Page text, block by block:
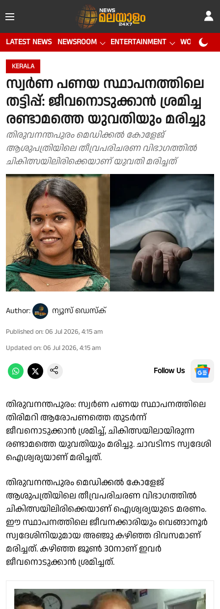
LATEST NEWS NEWSROOM ENTERTAINMENT WORLD CUP
KERALA
സ്വര്‍ണ പണയ സ്ഥാപനത്തിലെ
തട്ടിപ്പ്: ജീവനൊടുക്കാന്‍ ശ്രമിച്ച
രണ്ടാമത്തെ യുവതിയും മരിച്ചു
തിരുവനന്തപുരം മെഡിക്കല്‍ കോളേജ്
ആശുപത്രിയിലെ തീവ്രപരിചരണ വിഭാഗത്തില്‍
ചികിത്സയിലിരിക്കെയാണ് യുവതി മരിച്ചത്
Author: ന്യൂസ് ഡെസ്ക്
Published on: 06 Jul 2026, 4:15 am
Updated on: 06 Jul 2026, 4:15 am
Follow Us
തിരുവനന്തപുരം: സ്വര്‍ണ പണയ സ്ഥാപനത്തിലെ
തിരിമറി ആരോപണത്തെ തുടര്‍ന്ന്
ജീവനൊടുക്കാന്‍ ശ്രമിച്ച്, ചികിത്സയിലായിരുന്ന
രണ്ടാമത്തെ യുവതിയും മരിച്ചു. ചാവടിനട സ്വദേശി
ഐശ്വര്യയാണ് മരിച്ചത്.
തിരുവനന്തപുരം മെഡിക്കല്‍ കോളേജ്
ആശുപത്രിയിലെ തീവ്രപരിചരണ വിഭാഗത്തില്‍
ചികിത്സയിലിരിക്കെയാണ് ഐശ്വര്യയുടെ മരണം.
ഈ സ്ഥാപനത്തിലെ ജീവനക്കാരിയും വെങ്ങാനൂര്‍
സ്വദേശിനിയുമായ അഞ്ജു കഴിഞ്ഞ ദിവസമാണ്
മരിച്ചത്. കഴിഞ്ഞ ജൂണ്‍ 30നാണ് ഇവര്‍
ജീവനൊടുക്കാന്‍ ശ്രമിച്ചത്.